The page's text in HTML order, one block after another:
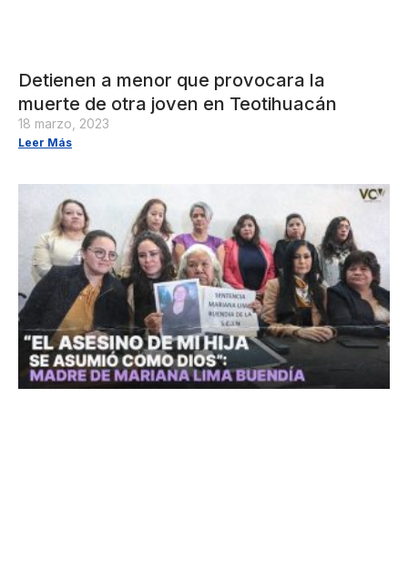
Detienen a menor que provocara la
muerte de otra joven en Teotihuacán
18 marzo, 2023
Leer Más